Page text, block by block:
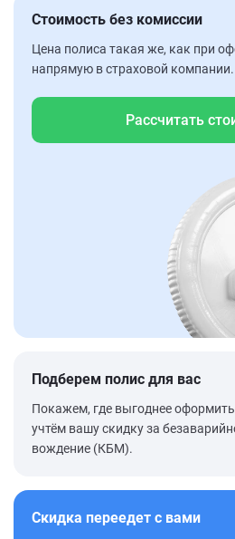
Стоимость без комиссии
Цена полиса такая же, как при
напрямую в страховой компании.
Рассчитать
Подберем полис для вас
Покажем, где выгоднее оформить
учтём вашу скидку за
вождение (КБМ).
Скидка переедет с вами